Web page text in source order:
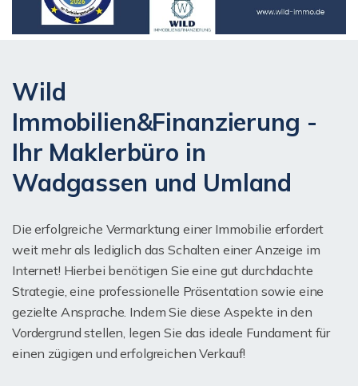
Wild
Immobilien&Finanzierung -
Ihr Maklerbüro in
Wadgassen und Umland
Die erfolgreiche Vermarktung einer Immobilie erfordert
weit mehr als lediglich das Schalten einer Anzeige im
Internet! Hierbei benötigen Sie eine gut durchdachte
Strategie, eine professionelle Präsentation sowie eine
gezielte Ansprache. Indem Sie diese Aspekte in den
Vordergrund stellen, legen Sie das ideale Fundament für
einen zügigen und erfolgreichen Verkauf!